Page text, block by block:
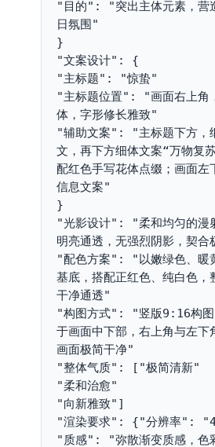
"目的": "突出主体元素，营
日氛围"
}
"文案设计": {
"主标题": "惊蛰"
"主标题位置": "画面右上角
体，字形修长雅致"
"辅助文案": "主标题下方，
文，再下方细体文案“万物复
配红色手写花体点缀；画面左
信息文案"
}
"光影设计": "柔和均匀的漫
明亮通透，无强烈阴影，契合
"配色方案": "以嫩绿色、暖
基底，搭配正红色、纯白色，
干净通透"
"构图方式": "竖版9:16构图
于画面中下部，右上角与左下
画面极简干净"
"整体气质": ["极简清新"
"柔和治愈"
"向新雅致"]
"渲染要求": {"分辨率":
"质感": "弥散渐变质感，色